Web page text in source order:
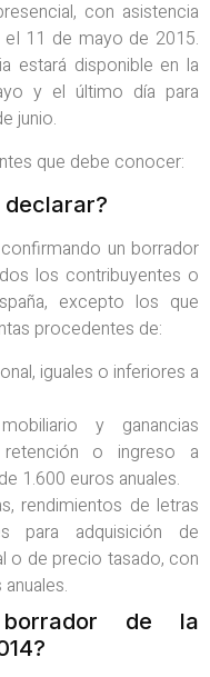
con asistencia
el 11 de mayo de 2015.
estará disponible en la
y el último día para
junio.
que debe conocer:
declarar?
un borrador
los contribuyentes o
excepto los que
procedentes de:
iguales o inferiores a
y ganancias
retención o ingreso a
1.600 euros anuales.
rendimientos de letras
para adquisición de
o de precio tasado, con
de la